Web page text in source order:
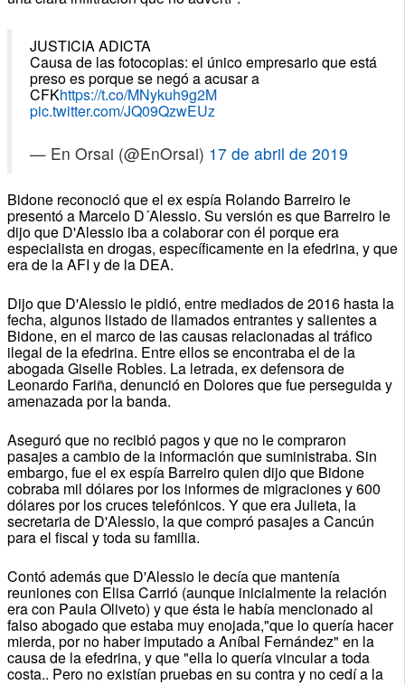
JUSTICIA ADICTA
Causa de las fotocopias: el único empresario que está
preso es porque se negó a acusar a
CFKhttps://t.co/MNykuh9g2M
pic.twitter.com/JQ09QzwEUz
— En Orsai (@EnOrsai) 17 de abril de 2019
Bidone reconoció que el ex espía Rolando Barreiro le
presentó a Marcelo D´Alessio. Su versión es que Barreiro le
dijo que D'Alessio iba a colaborar con él porque era
especialista en drogas, específicamente en la efedrina, y que
era de la AFI y de la DEA.
Dijo que D'Alessio le pidió, entre mediados de 2016 hasta la
fecha, algunos listado de llamados entrantes y salientes a
Bidone, en el marco de las causas relacionadas al tráfico
ilegal de la efedrina. Entre ellos se encontraba el de la
abogada Giselle Robles. La letrada, ex defensora de
Leonardo Fariña, denunció en Dolores que fue perseguida y
amenazada por la banda.
Aseguró que no recibió pagos y que no le compraron
pasajes a cambio de la información que suministraba. Sin
embargo, fue el ex espía Barreiro quien dijo que Bidone
cobraba mil dólares por los informes de migraciones y 600
dólares por los cruces telefónicos. Y que era Julieta, la
secretaria de D'Alessio, la que compró pasajes a Cancún
para el fiscal y toda su familia.
Contó además que D'Alessio le decía que mantenía
reuniones con Elisa Carrió (aunque inicialmente la relación
era con Paula Oliveto) y que ésta le había mencionado al
falso abogado que estaba muy enojada,"que lo quería hacer
mierda, por no haber imputado a Aníbal Fernández" en la
causa de la efedrina, y que "ella lo quería vincular a toda
costa.. Pero no existían pruebas en su contra y no cedí a la